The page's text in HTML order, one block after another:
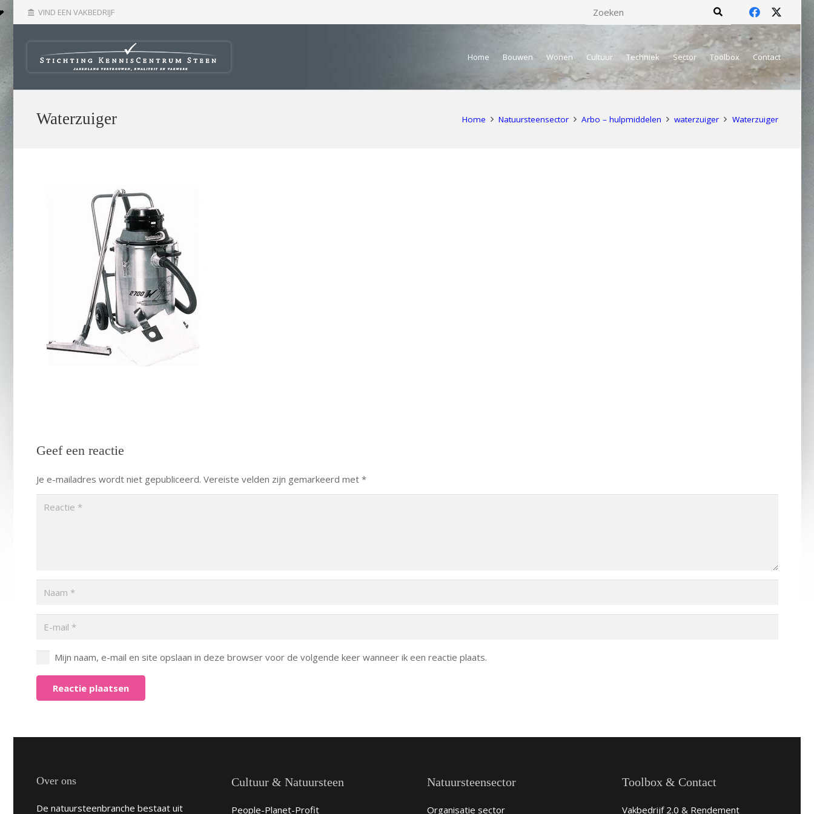
account_balance VIND EEN VAKBEDRIJF
Home Bouwen Wonen Cultuur Techniek Sector Toolbox Contact
Waterzuiger Home Natuursteensector Arbo – hulpmiddelen waterzuiger Waterzuiger
Geef een reactie
Je e-mailadres wordt niet gepubliceerd. Vereiste velden zijn gemarkeerd met *
Mijn naam, e-mail en site opslaan in deze browser voor de volgende keer wanneer ik een reactie plaats.
Reactie plaatsen
Over ons
De natuursteenbranche bestaat uit
Cultuur & Natuursteen
People-Planet-Profit
Natuursteensector
Organisatie sector
Toolbox & Contact
Vakbedrijf 2.0 & Rendement